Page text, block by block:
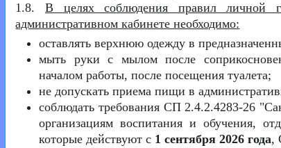
1.8. В целях соблюдения правил личной
административном кабинете необходимо:
оставлять верхнюю одежду в
мыть руки с мылом после
началом работы, после посещения туалета;
не допускать приема пищи в
соблюдать требования СП 2.4.2.4283-26
организациям воспитания и обучения,
которые действуют с 1 сентября 2026 года,